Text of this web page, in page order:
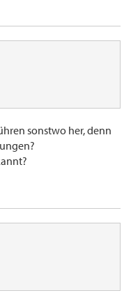
sonstwo her, denn